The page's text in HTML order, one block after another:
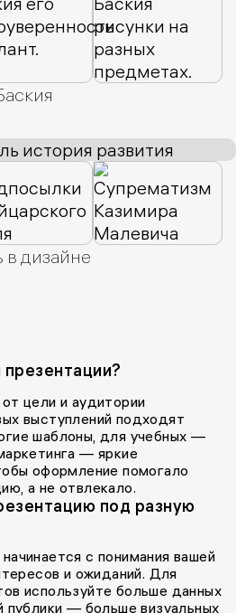
дизайне
цели и аудитории
выступлений подходят
шаблоны, для учебных —
— яркие
оформление помогало
а не отвлекало.
под разную
с понимания вашей
и ожиданий. Для
используйте больше данных
публики — больше визуальных